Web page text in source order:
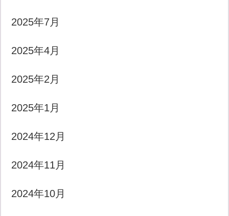
2025年7月
2025年4月
2025年2月
2025年1月
2024年12月
2024年11月
2024年10月